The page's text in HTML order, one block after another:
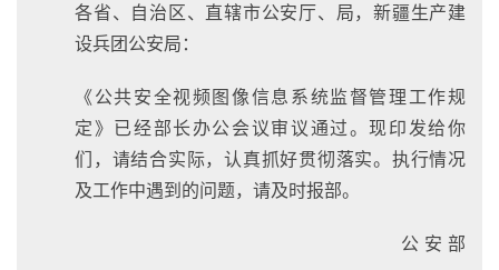
各省、自治区、直辖市公安厅、局，新疆生产建
设兵团公安局：
《公共安全视频图像信息系统监督管理工作规
定》已经部长办公会议审议通过。现印发给你
们，请结合实际，认真抓好贯彻落实。执行情况
及工作中遇到的问题，请及时报部。
公 安 部